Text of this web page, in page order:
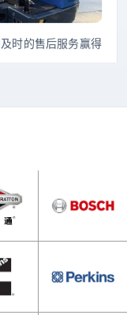
时的售后服务赢得